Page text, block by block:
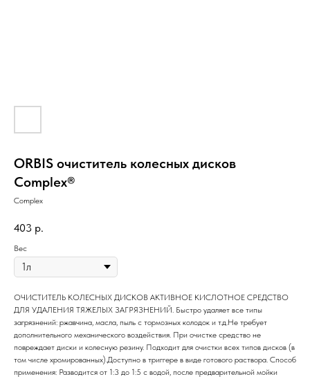
ORBIS очиститель колесных дисков
Complex®
Complex
403 р.
Вес
ОЧИСТИТЕЛЬ КОЛЕСНЫХ ДИСКОВ АКТИВНОЕ КИСЛОТНОЕ СРЕДСТВО
ДЛЯ УДАЛЕНИЯ ТЯЖЕЛЫХ ЗАГРЯЗНЕНИЙ. Быстро удаляет все типы
загрязнений: ржавчина, масла, пыль с тормозных колодок и т.д.Не требует
дополнительного механического воздействия. При очистке средство не
повреждает диски и колесную резину. Подходит для очистки всех типов дисков (в
том числе хромированных).Доступно в триггере в виде готового раствора. Способ
применения: Разводится от 1:3 до 1:5 с водой, после предварительной мойки